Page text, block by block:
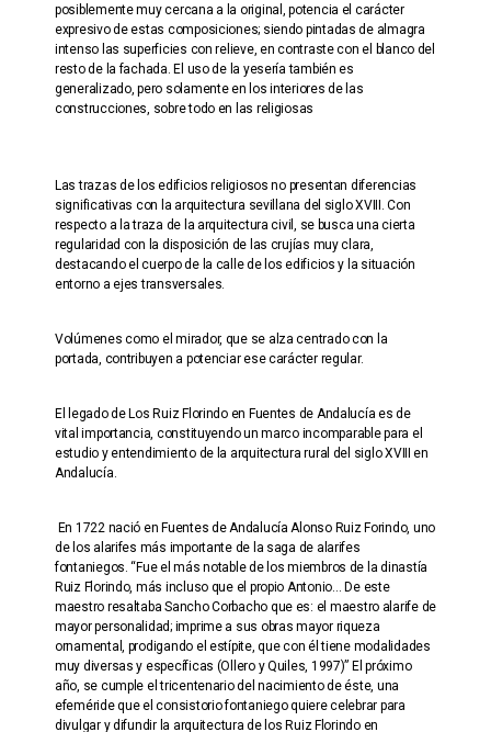
posiblemente muy cercana a la original, potencia el carácter
expresivo de estas composiciones; siendo pintadas de almagra
intenso las superficies con relieve, en contraste con el blanco del
resto de la fachada. El uso de la yesería también es
generalizado, pero solamente en los interiores de las
construcciones, sobre todo en las religiosas
Las trazas de los edificios religiosos no presentan diferencias
significativas con la arquitectura sevillana del siglo XVIII. Con
respecto a la traza de la arquitectura civil, se busca una cierta
regularidad con la disposición de las crujías muy clara,
destacando el cuerpo de la calle de los edificios y la situación
entorno a ejes transversales.
Volúmenes como el mirador, que se alza centrado con la
portada, contribuyen a potenciar ese carácter regular.
El legado de Los Ruiz Florindo en Fuentes de Andalucía es de
vital importancia, constituyendo un marco incomparable para el
estudio y entendimiento de la arquitectura rural del siglo XVIII en
Andalucía.
En 1722 nació en Fuentes de Andalucía Alonso Ruiz Forindo, uno
de los alarifes más importante de la saga de alarifes
fontaniegos. “Fue el más notable de los miembros de la dinastía
Ruiz Florindo, más incluso que el propio Antonio… De este
maestro resaltaba Sancho Corbacho que es: el maestro alarife de
mayor personalidad; imprime a sus obras mayor riqueza
ornamental, prodigando el estípite, que con él tiene modalidades
muy diversas y específicas (Ollero y Quiles, 1997)” El próximo
año, se cumple el tricentenario del nacimiento de éste, una
efeméride que el consistorio fontaniego quiere celebrar para
divulgar y difundir la arquitectura de los Ruiz Florindo en